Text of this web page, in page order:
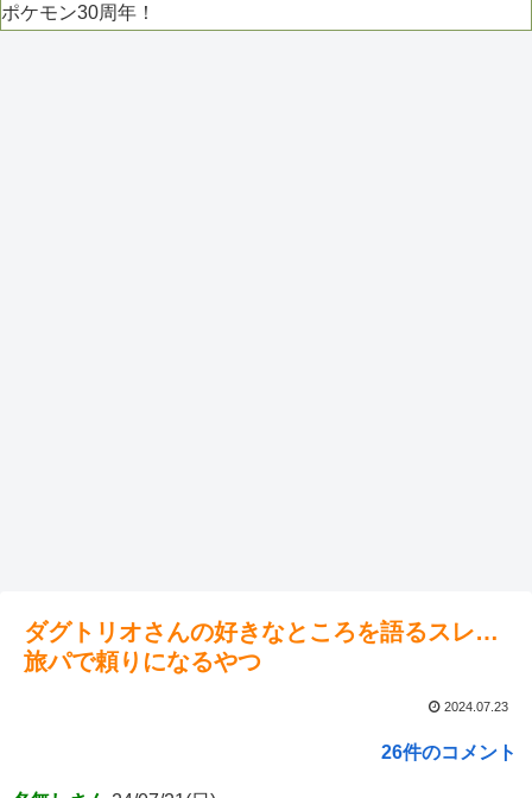
ポケモン30周年！
ダグトリオさんの好きなところを語るスレ…
旅パで頼りになるやつ
2024.07.23
26件のコメント